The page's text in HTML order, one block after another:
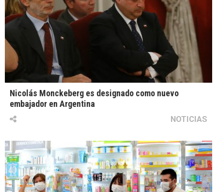
Nicolás Monckeberg es designado como nuevo
embajador en Argentina
NOTICIAS